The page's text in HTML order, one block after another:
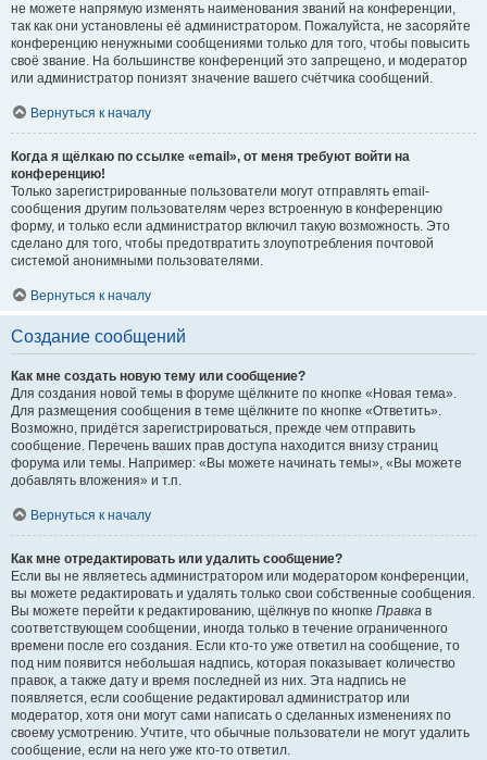
не можете напрямую изменять наименования званий на конференции,
так как они установлены её администратором. Пожалуйста, не засоряйте
конференцию ненужными сообщениями только для того, чтобы повысить
своё звание. На большинстве конференций это запрещено, и модератор
или администратор понизят значение вашего счётчика сообщений.
Вернуться к началу
Когда я щёлкаю по ссылке «email», от меня требуют войти на
конференцию!
Только зарегистрированные пользователи могут отправлять email-
сообщения другим пользователям через встроенную в конференцию
форму, и только если администратор включил такую возможность. Это
сделано для того, чтобы предотвратить злоупотребления почтовой
системой анонимными пользователями.
Вернуться к началу
Создание сообщений
Как мне создать новую тему или сообщение?
Для создания новой темы в форуме щёлкните по кнопке «Новая тема».
Для размещения сообщения в теме щёлкните по кнопке «Ответить».
Возможно, придётся зарегистрироваться, прежде чем отправить
сообщение. Перечень ваших прав доступа находится внизу страниц
форума или темы. Например: «Вы можете начинать темы», «Вы можете
добавлять вложения» и т.п.
Вернуться к началу
Как мне отредактировать или удалить сообщение?
Если вы не являетесь администратором или модератором конференции,
вы можете редактировать и удалять только свои собственные сообщения.
Вы можете перейти к редактированию, щёлкнув по кнопке Правка в
соответствующем сообщении, иногда только в течение ограниченного
времени после его создания. Если кто-то уже ответил на сообщение, то
под ним появится небольшая надпись, которая показывает количество
правок, а также дату и время последней из них. Эта надпись не
появляется, если сообщение редактировал администратор или
модератор, хотя они могут сами написать о сделанных изменениях по
своему усмотрению. Учтите, что обычные пользователи не могут удалить
сообщение, если на него уже кто-то ответил.